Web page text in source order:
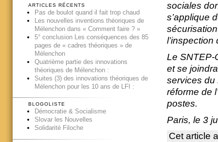
sociales
s’applique
Le SNTEP-
et se
services du
réforme de
postes.
Paris, le 3
Cet article
ARTICLES RÉCENTS
Pas de boulot quand il fait trop chaud
Les nouvelles inventions théoriques de
Mélenchon dans « Comment faire ? »
5° conclusion Les conséquences des 85
pages de « cadres théoriques » de
Mélenchon
Quatrième partie des innovations
théoriques de Mélenchon :
Suites (3) des innovations théoriques de
Mélenchon pour les 10 ans de LFI :
BLOGOLISTE
Démocratie & Socialisme
Slovar les Nouvelles
Solidarité Filoche